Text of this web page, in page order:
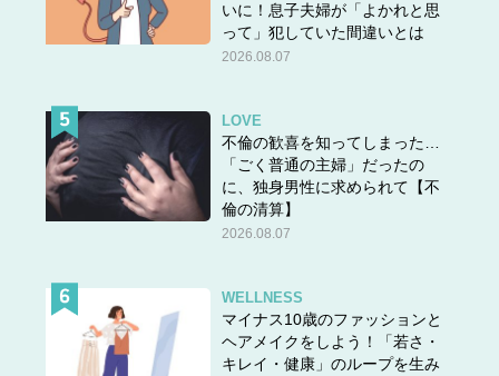
いに！息子夫婦が「よかれと思
って」犯していた間違いとは
2026.08.07
LOVE
不倫の歓喜を知ってしまった…
「ごく普通の主婦」だったの
に、独身男性に求められて【不
倫の清算】
2026.08.07
WELLNESS
マイナス10歳のファッションと
ヘアメイクをしよう！「若さ・
キレイ・健康」のループを生み